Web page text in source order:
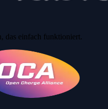
das einfach funktioniert.